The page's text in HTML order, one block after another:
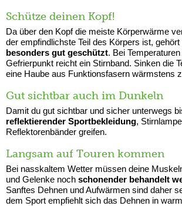
Schütze deinen Kopf!
Da über den Kopf die meiste Körperwärme
der empfindlichste Teil des Körpers ist, gehört
besonders gut geschützt. Bei
Gefrierpunkt reicht ein Stirnband. Sinken die
eine Haube aus Funktionsfasern wärmstens
Gut sichtbar auch im Dunkeln
Damit du gut sichtbar und sicher unterwegs
reflektierender Sportbekleidung,
Reflektorenbänder greifen.
Langsam auf Touren kommen
Bei nasskaltem Wetter müssen deine
und Gelenke noch schonender behandelt
Sanftes Dehnen und Aufwärmen sind daher
dem Sport empfiehlt sich das Dehnen in